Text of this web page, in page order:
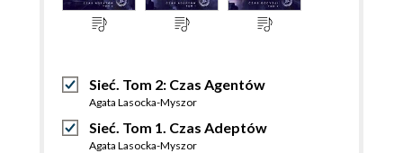
Sieć. Tom 2: Czas Agentów
Agata Lasocka-Myszor
Sieć. Tom 1. Czas Adeptów
Agata Lasocka-Myszor